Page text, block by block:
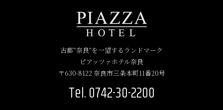
古都“奈良”を一望するランドマーク
ピアッツァホテル奈良
〒630-8122 奈良市三条本町11番20号
Tel. 0742-30-2200